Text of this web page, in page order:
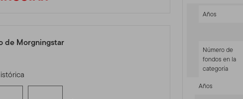
de Morgningstar
stylebox-title-sr-equity]
Años
Número de
fondos en la
categoría
Años